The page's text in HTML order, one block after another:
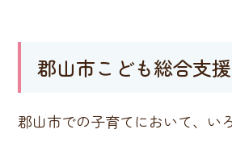
郡山市こども総合支
郡山市での子育てにおいて、い